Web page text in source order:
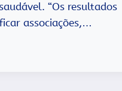
“Os resultados
associações,…